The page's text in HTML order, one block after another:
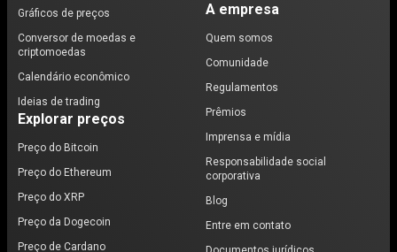
Gráficos de preços
Conversor de moedas e
criptomoedas
Calendário econômico
Ideias de trading
Explorar preços
Preço do Bitcoin
Preço do Ethereum
Preço do XRP
Preço da Dogecoin
Preço de Cardano
A empresa
Quem somos
Comunidade
Regulamentos
Prêmios
Imprensa e mídia
Responsabilidade social
corporativa
Blog
Entre em contato